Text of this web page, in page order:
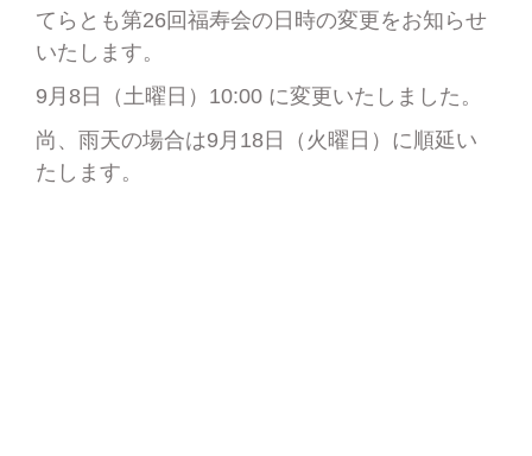
てらとも第26回福寿会の日時の変更をお知らせ
いたします。
9月8日（土曜日）10:00 に変更いたしました。
尚、雨天の場合は9月18日（火曜日）に順延い
たします。